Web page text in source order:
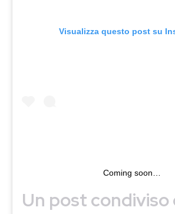
Visualizza questo post su
Coming soon…
Un post condiviso